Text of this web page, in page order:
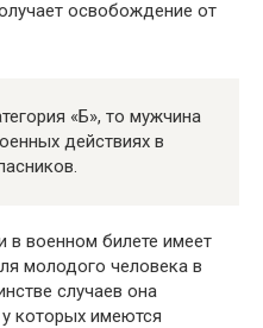
освобождение от
«Б», то мужчина
действиях в
в военном билете имеет
молодого человека в
случаев она
которых имеются